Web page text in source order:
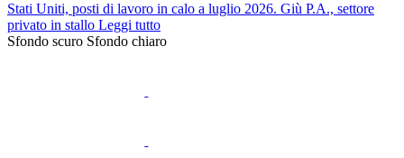
Stati Uniti, posti di lavoro in calo a luglio 2026. Giù P.A., settore
privato in stallo Leggi tutto
Sfondo scuro Sfondo chiaro